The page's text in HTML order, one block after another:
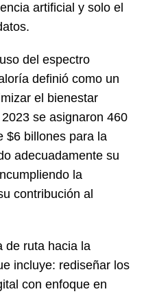
artificial y solo el
del espectro
definió como un
el bienestar
se asignaron 460
$6 billones para la
adecuadamente su
la
contribución al
de ruta hacia la
incluye: rediseñar los
con enfoque en